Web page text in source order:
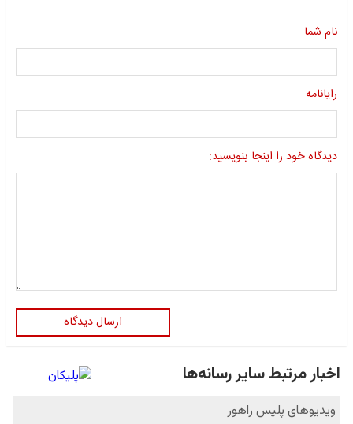
نام شما
رایانامه
دیدگاه خود را اینجا بنویسید:
ارسال دیدگاه